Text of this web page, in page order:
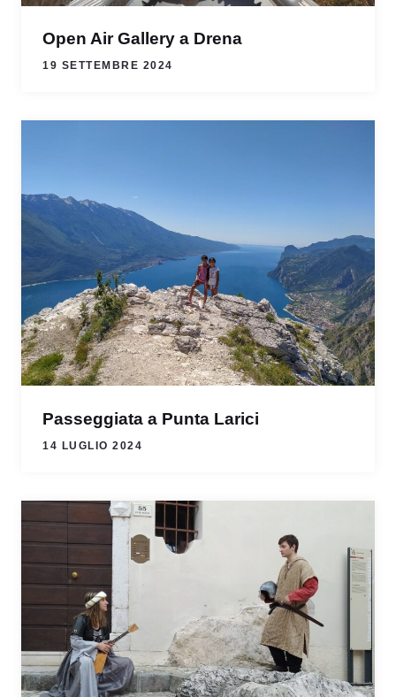
Open Air Gallery a Drena
19 SETTEMBRE 2024
Passeggiata a Punta Larici
14 LUGLIO 2024